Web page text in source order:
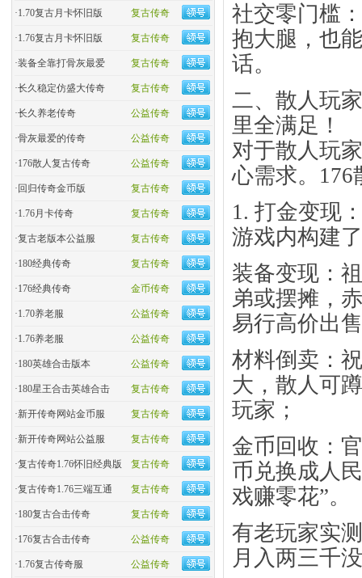
复古传奇
·1.70复古月卡怀旧版
复古传奇
·1.76复古月卡怀旧版
复古传奇
·装备全靠打骨灰最爱
复古传奇
·长久稳定仿盛大传奇
公益传奇
·长久养老传奇
公益传奇
·骨灰最爱的传奇
公益传奇
·176散人复古传奇
复古传奇
· 回归传奇金币版
复古传奇
·1.76月卡传奇
复古传奇
·复古老版本公益服
复古传奇
·180经典传奇
金币传奇
·176经典传奇
公益传奇
·1.70养老服
公益传奇
·1.76养老服
公益传奇
·180英雄合击版本
复古传奇
·180星王合击英雄合击
复古传奇
·新开传奇网站金币服
复古传奇
·新开传奇网站公益服
复古传奇
·复古传奇1.76怀旧经典版
复古传奇
·复古传奇1.76三端互通
复古传奇
·180复古合击传奇
公益传奇
·176复古合击传奇
公益传奇
·1.76复古传奇服
社交零门槛​
抱大腿，也
话。
二、散人玩
里全满足！
对于散人玩
心需求。
1. 打金变现
游戏内构建
装备变现​：
弟或摆摊，
易行高价出
材料倒卖​：
大，散人可
玩家；
金币回收​：
币兑换成人
戏赚零花”。
有老玩家实
月入两三千